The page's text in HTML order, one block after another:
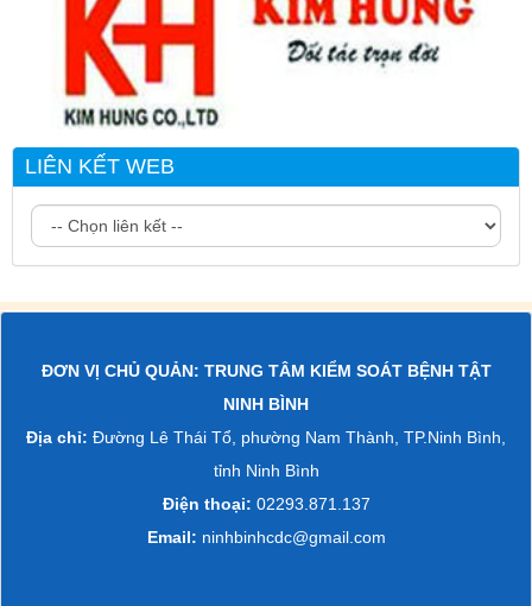
LIÊN KẾT WEB
ĐƠN VỊ CHỦ QUẢN: TRUNG TÂM KIỂM SOÁT BỆNH TẬT
NINH BÌNH
Địa chỉ: Đường Lê Thái Tổ, phường Nam Thành, TP.Ninh Bình,
tỉnh Ninh Bình
Điện thoại: 02293.871.137
Email: ninhbinhcdc@gmail.com